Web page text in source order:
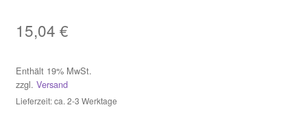
Mein Konto
15,04 €
Enthält 19% MwSt.
zzgl. Versand
Lieferzeit: ca. 2-3 Werktage